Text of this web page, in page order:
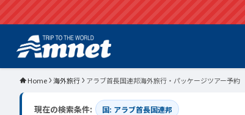
Home 海外旅行 アラブ首長国連邦海外旅行・パッケージツアー予約
現在の検索条件: 国: アラブ首長国連邦